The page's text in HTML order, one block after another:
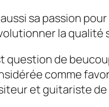
sa passion
la qualité
question de
comme
et guitariste de